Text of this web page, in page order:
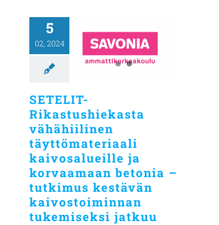
5
02, 2024
SETELIT-
Rikastushiekasta
vähähiilinen
täyttömateriaali
kaivosalueille ja
korvaamaan betonia –
tutkimus kestävän
kaivostoiminnan
tukemiseksi jatkuu